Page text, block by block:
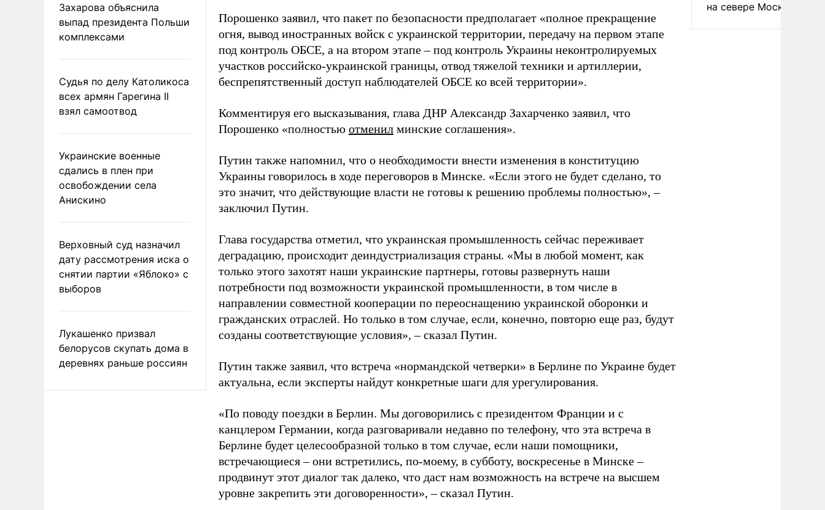
Захарова объяснила
выпад президента Польши
комплексами
Судья по делу Католикоса
всех армян Гарегина II
взял самоотвод
Украинские военные
сдались в плен при
освобождении села
Анискино
Верховный суд назначил
дату рассмотрения иска о
снятии партии «Яблоко» с
выборов
Лукашенко призвал
белорусов скупать дома в
деревнях раньше россиян
Порошенко заявил, что пакет по безопасности предполагает «полное прекращение
огня, вывод иностранных войск с украинской территории, передачу на первом этапе
под контроль ОБСЕ, а на втором этапе – под контроль Украины неконтролируемых
участков российско-украинской границы, отвод тяжелой техники и артиллерии,
беспрепятственный доступ наблюдателей ОБСЕ ко всей территории».
Комментируя его высказывания, глава ДНР Александр Захарченко заявил, что
Порошенко «полностью отменил минские соглашения».
Путин также напомнил, что о необходимости внести изменения в конституцию
Украины говорилось в ходе переговоров в Минске. «Если этого не будет сделано, то
это значит, что действующие власти не готовы к решению проблемы полностью», –
заключил Путин.
Глава государства отметил, что украинская промышленность сейчас переживает
деградацию, происходит деиндустриализация страны. «Мы в любой момент, как
только этого захотят наши украинские партнеры, готовы развернуть наши
потребности под возможности украинской промышленности, в том числе в
направлении совместной кооперации по переоснащению украинской оборонки и
гражданских отраслей. Но только в том случае, если, конечно, повторю еще раз, будут
созданы соответствующие условия», – сказал Путин.
Путин также заявил, что встреча «нормандской четверки» в Берлине по Украине будет
актуальна, если эксперты найдут конкретные шаги для урегулирования.
«По поводу поездки в Берлин. Мы договорились с президентом Франции и с
канцлером Германии, когда разговаривали недавно по телефону, что эта встреча в
Берлине будет целесообразной только в том случае, если наши помощники,
встречающиеся – они встретились, по-моему, в субботу, воскресенье в Минске –
продвинут этот диалог так далеко, что даст нам возможность на встрече на высшем
уровне закрепить эти договоренности», – сказал Путин.
на севере Москвы